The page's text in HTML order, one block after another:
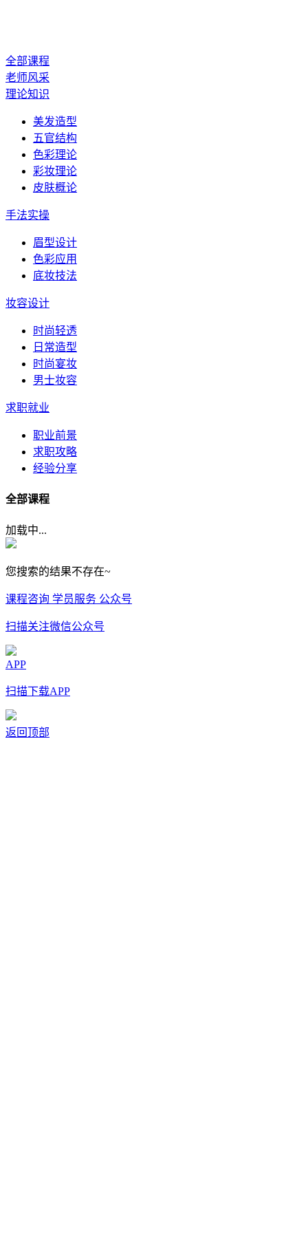
全部课程
老师风采
理论知识
美发造型
五官结构
色彩理论
彩妆理论
皮肤概论
手法实操
眉型设计
色彩应用
底妆技法
妆容设计
时尚轻透
日常造型
时尚宴妆
男士妆容
求职就业
职业前景
求职攻略
经验分享
全部课程
加载中...
您搜索的结果不存在~
课程咨询 学员服务 公众号
扫描关注微信公众号
APP
扫描下载APP
返回顶部